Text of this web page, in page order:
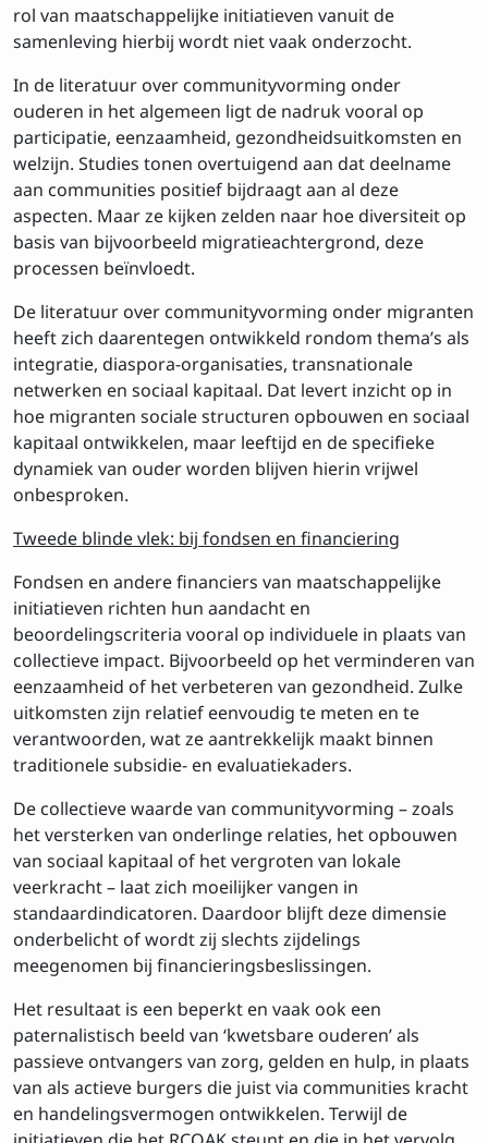
rol van maatschappelijke initiatieven vanuit de
samenleving hierbij wordt niet vaak onderzocht.
In de literatuur over communityvorming onder
ouderen in het algemeen ligt de nadruk vooral op
participatie, eenzaamheid, gezondheidsuitkomsten en
welzijn. Studies tonen overtuigend aan dat deelname
aan communities positief bijdraagt aan al deze
aspecten. Maar ze kijken zelden naar hoe diversiteit op
basis van bijvoorbeeld migratieachtergrond, deze
processen beïnvloedt.
De literatuur over communityvorming onder migranten
heeft zich daarentegen ontwikkeld rondom thema’s als
integratie, diaspora-organisaties, transnationale
netwerken en sociaal kapitaal. Dat levert inzicht op in
hoe migranten sociale structuren opbouwen en sociaal
kapitaal ontwikkelen, maar leeftijd en de specifieke
dynamiek van ouder worden blijven hierin vrijwel
onbesproken.
Tweede blinde vlek: bij fondsen en financiering
Fondsen en andere financiers van maatschappelijke
initiatieven richten hun aandacht en
beoordelingscriteria vooral op individuele in plaats van
collectieve impact. Bijvoorbeeld op het verminderen van
eenzaamheid of het verbeteren van gezondheid. Zulke
uitkomsten zijn relatief eenvoudig te meten en te
verantwoorden, wat ze aantrekkelijk maakt binnen
traditionele subsidie- en evaluatiekaders.
De collectieve waarde van communityvorming – zoals
het versterken van onderlinge relaties, het opbouwen
van sociaal kapitaal of het vergroten van lokale
veerkracht – laat zich moeilijker vangen in
standaardindicatoren. Daardoor blijft deze dimensie
onderbelicht of wordt zij slechts zijdelings
meegenomen bij financieringsbeslissingen.
Het resultaat is een beperkt en vaak ook een
paternalistisch beeld van ‘kwetsbare ouderen’ als
passieve ontvangers van zorg, gelden en hulp, in plaats
van als actieve burgers die juist via communities kracht
en handelingsvermogen ontwikkelen. Terwijl de